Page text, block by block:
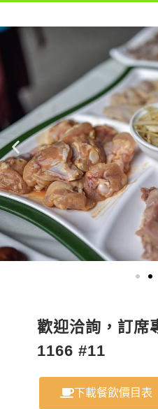
歡迎洽詢，訂席
1166 #11
下載餐飲價目表